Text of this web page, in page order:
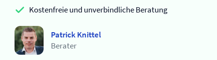
Kostenfreie und unverbindliche Beratung
Patrick Knittel
Berater